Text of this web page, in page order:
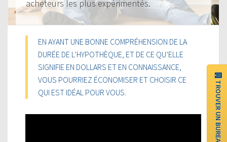
TROUVER UN BUREAU
acheteurs les plus expérimentés.
EN AYANT UNE BONNE COMPRÉHENSION DE LA
DURÉE DE L’HYPOTHÈQUE, ET DE CE QU’ELLE
SIGNIFIE EN DOLLARS ET EN CONNAISSANCE,
VOUS POURRIEZ ÉCONOMISER ET CHOISIR CE
QUI EST IDÉAL POUR VOUS.